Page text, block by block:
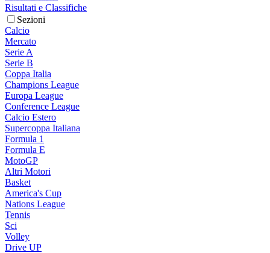
Risultati e Classifiche
Sezioni
Calcio
Mercato
Serie A
Serie B
Coppa Italia
Champions League
Europa League
Conference League
Calcio Estero
Supercoppa Italiana
Formula 1
Formula E
MotoGP
Altri Motori
Basket
America's Cup
Nations League
Tennis
Sci
Volley
Drive UP